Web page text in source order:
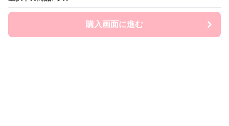
購入画面に進む
購入画面に進む